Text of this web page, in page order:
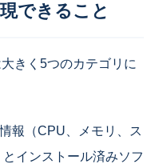
できること
きく5つのカテゴリに
報（CPU、メモリ、ス
インストール済みソフ